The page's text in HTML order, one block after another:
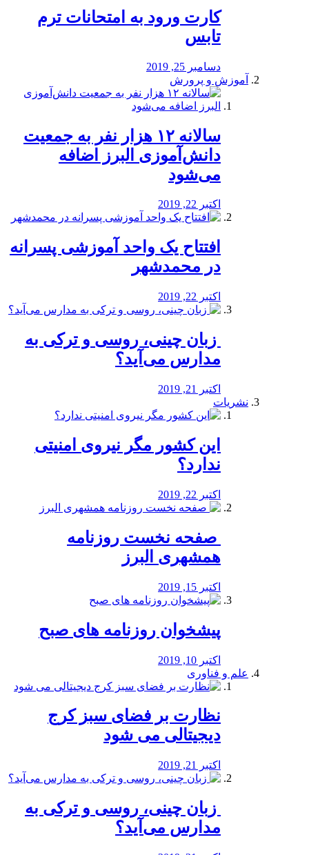
کارت ورود به امتحانات ترم
تابس
دسامبر 25, 2019
آموزش و پرورش
️سالانه ۱۲ هزار نفر به جمعیت
دانش‌آموزی البرز اضافه
می‌شود
اکتبر 22, 2019
افتتاح یک واحد آموزشی پسرانه
در محمدشهر
اکتبر 22, 2019
️ زبان چینی، روسی و ترکی به
مدارس می‌آید؟
اکتبر 21, 2019
نشریات
این کشور مگر نیروی امنیتی
ندارد؟
اکتبر 22, 2019
️ صفحه نخست روزنامه‌
همشهری البرز
اکتبر 15, 2019
پیشخوان روزنامه های صبح
اکتبر 10, 2019
علم و فناوری
نظارت بر فضای سبز کرج
دیجیتالی می شود
اکتبر 21, 2019
️ زبان چینی، روسی و ترکی به
مدارس می‌آید؟